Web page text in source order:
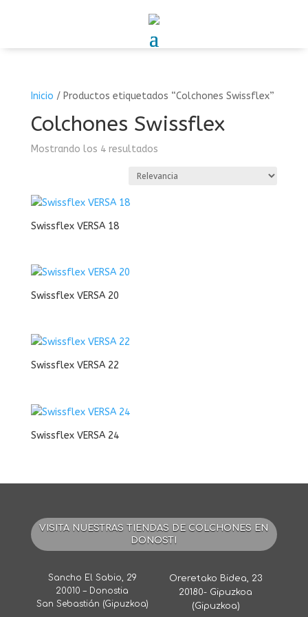
Inicio / Productos etiquetados “Colchones Swissflex”
Colchones Swissflex
Mostrando los 4 resultados
Swissflex VERSA 18
Swissflex VERSA 20
Swissflex VERSA 22
Swissflex VERSA 24
VISITA NUESTRAS TIENDAS DE COLCHONES EN
DONOSTI
Sancho El Sabio, 29
20010 – Donostia
San Sebastián (Gipuzkoa)
Oreretako Bidea, 23
20180- Gipuzkoa
(Gipuzkoa)